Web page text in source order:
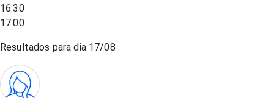
16:30
17:00
Resultados para dia 17/08